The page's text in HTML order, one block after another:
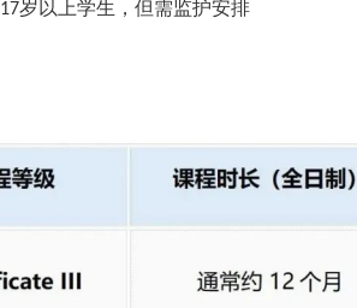
17岁以上学生，但需监护安排